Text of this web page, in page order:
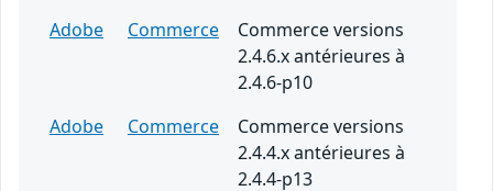
Adobe
Commerce
Commerce versions
2.4.6.x antérieures à
2.4.6-p10
Adobe
Commerce
Commerce versions
2.4.4.x antérieures à
2.4.4-p13